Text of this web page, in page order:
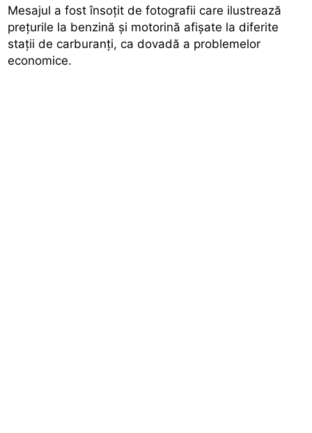
Mesajul a fost însoțit de fotografii care ilustrează
prețurile la benzină și motorină afișate la diferite
stații de carburanți, ca dovadă a problemelor
economice.